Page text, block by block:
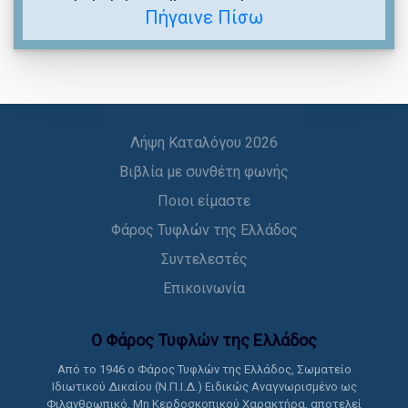
Πήγαινε Πίσω
Λήψη Καταλόγου 2026
Βιβλία με συνθέτη φωνής
Ποιοι είμαστε
Φάρος Τυφλών της Ελλάδος
Συντελεστές
Επικοινωνία
Ο Φάρος Τυφλών της Ελλάδoς
Από το 1946 ο Φάρος Τυφλών της Ελλάδος, Σωματείο
Ιδιωτικού Δικαίου (Ν.Π.Ι.Δ.) Ειδικώς Αναγνωρισμένο ως
Φιλανθρωπικό, Μη Κερδοσκοπικού Χαρακτήρα, αποτελεί